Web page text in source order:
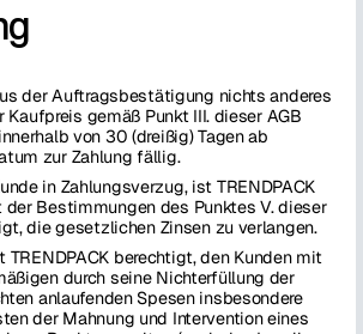
der Auftragsbestätigung nichts anderes
gemäß Punkt III. dieser AGB
von 30 (dreißig) Tagen ab
zur Zahlung fällig.
in Zahlungsverzug, ist TRENDPACK
der Bestimmungen des Punktes V. dieser
die gesetzlichen Zinsen zu verlangen.
berechtigt, den Kunden mit
durch seine Nichterfüllung der
anlaufenden Spesen insbesondere
der Mahnung und Intervention eines